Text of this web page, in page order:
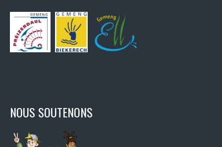
NOUS SOUTENONS